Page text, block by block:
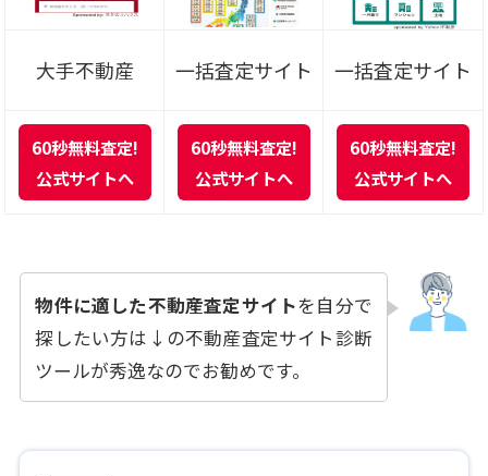
大手不動産 一括査定サイト 一括査定サイト
60秒無料査定!
公式サイトへ
60秒無料査定!
公式サイトへ
60秒無料査定!
公式サイトへ
物件に適した不動産査定サイトを自分で
探したい方は↓の不動産査定サイト診断
ツールが秀逸なのでお勧めです。